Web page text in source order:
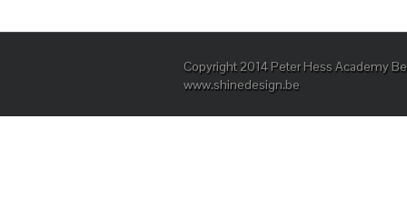
Copyright 2014 Peter Hess Academy
www.shinedesign.be